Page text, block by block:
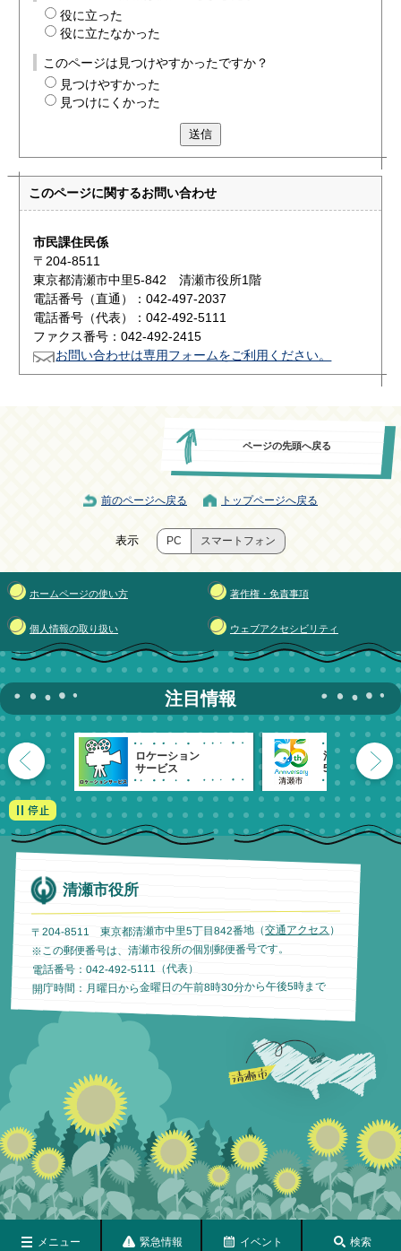
役に立った
役に立たなかった
このページは見つけやすかったですか？
見つけやすかった
見つけにくかった
送信
このページに関するお問い合わせ
市民課住民係
〒204-8511
東京都清瀬市中里5-842 清瀬市役所1階
電話番号（直通）：042-497-2037
電話番号（代表）：042-492-5111
ファクス番号：042-492-2415
お問い合わせは専用フォームをご利用ください。
メニュー 緊急情報 イベント 検索
ページの先頭へ戻る
前のページへ戻る トップページへ戻る
表示 PC スマートフォン
ホームページの使い方 著作権・免責事項
個人情報の取り扱い ウェブアクセシビリティ
注目情報
ロケーション
サービス
清瀬市
55周年記念
清瀬市役所
〒204-8511 東京都清瀬市中里5丁目842番地（交通アクセス ）
※この郵便番号は、清瀬市役所の個別郵便番号です。
電話番号：042-492-5111（代表）
開庁時間：月曜日から金曜日の午前8時30分から午後5時まで